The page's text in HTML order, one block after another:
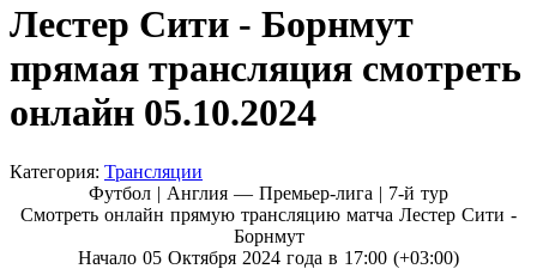
Лестер Сити - Борнмут
прямая трансляция смотреть
онлайн 05.10.2024
Категория: Трансляции
Футбол | Англия — Премьер-лига | 7-й тур
Смотреть онлайн прямую трансляцию матча Лестер Сити -
Борнмут
Начало 05 Октября 2024 года в 17:00 (+03:00)